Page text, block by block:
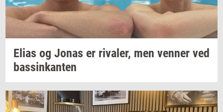
Elias og Jonas er ri­va­ler, men ven­ner ved
bas­sinkan­ten